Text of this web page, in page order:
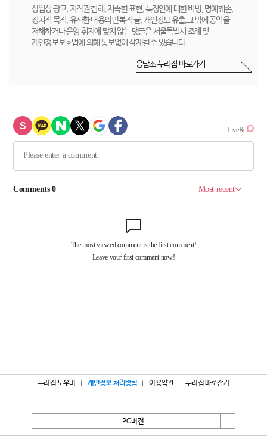
상업성 광고, 저작권 침해, 저속한 표현, 특정인에 대한 비방, 명예훼손,
정치적 목적, 유사한 내용의 반복적 글, 개인정보 유출,그 밖에 공익을
저해하거나 운영 취지에 맞지 않는 댓글은 서울특별시 조례 및
개인정보보호법에 의해 통보없이 삭제될 수 있습니다.
응답소 누리집 바로가기
누리집 도우미 개인정보 처리방침 이용약관 누리집 바로잡기
PC버전